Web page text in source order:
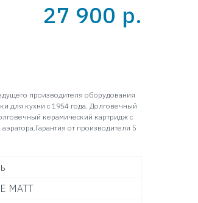
27 900 р.
производителя оборудования
для кухни с 1954 года. Долговечный
керамический картридж с
от производителя 5
MATT